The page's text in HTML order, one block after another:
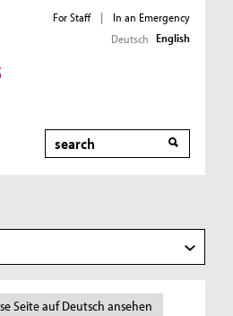
For Staff |
In an Emergency
Deutsch English
Search
Seite auf Deutsch ansehen